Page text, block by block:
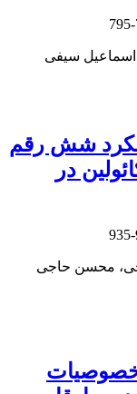
اسماعیل سیفی
شش رقم
در
محسن حاجی
خصوصیات